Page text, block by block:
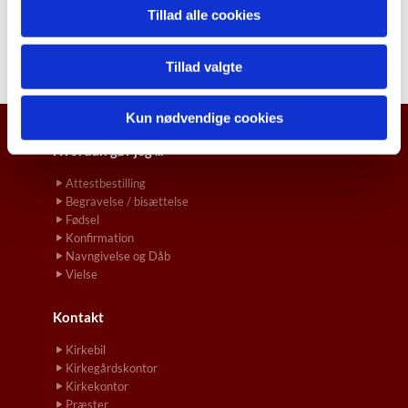
Tillad alle cookies
Tillad valgte
Kun nødvendige cookies
Hvordan gør jeg ...
Attestbestilling
Begravelse / bisættelse
Fødsel
Konfirmation
Navngivelse og Dåb
Vielse
Kontakt
Kirkebil
Kirkegårdskontor
Kirkekontor
Præster